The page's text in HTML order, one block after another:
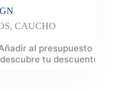
,CAUCHO
al presupuesto y
descubre tu descuento